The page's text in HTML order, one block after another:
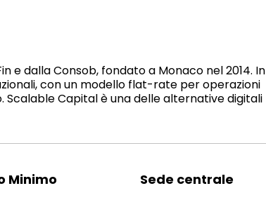
dalla Consob, fondato a Monaco nel 2014. In
con un modello flat-rate per operazioni
Capital è una delle alternative digitali
Minimo Sede centrale